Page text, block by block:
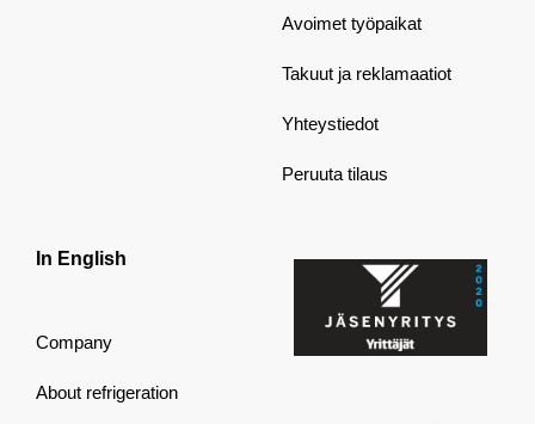
Avoimet työpaikat
Takuut ja reklamaatiot
Yhteystiedot
Peruuta tilaus
In English
Company
About refrigeration